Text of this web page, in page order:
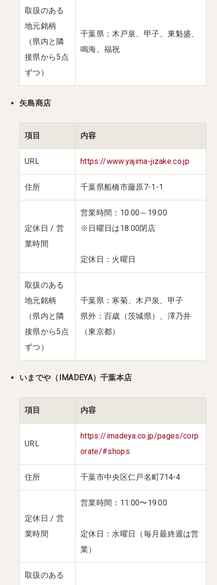
取扱のある
地元銘柄
（県内と隣
接県から5点
ずつ）
千葉県：木戸泉、甲子、東魁盛、
鳴海、福祝
矢島商店
項目 内容
URL https://www.yajima-jizake.co.jp
住所 千葉県船橋市藤原7-1-1
定休日 / 営
業時間
営業時間：10:00～19:00
※日曜日は18:00閉店
定休日：火曜日
取扱のある
地元銘柄
（県内と隣
接県から5点
ずつ）
千葉県：寒菊、木戸泉、甲子
県外：百歳（茨城県）、澤乃井
（東京都）
いまでや（IMADEYA）千葉本店
項目 内容
URL
https://imadeya.co.jp/pages/corp
orate/#shops
住所 千葉市中央区仁戸名町714-4
定休日 / 営
業時間
営業時間：11:00〜19:00
定休日：水曜日（毎月最終週は営
業）
取扱のある